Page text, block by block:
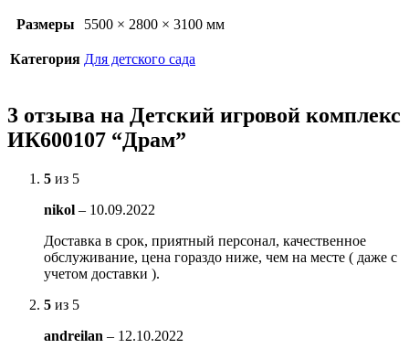
Размеры 5500 × 2800 × 3100 мм
Категория Для детского сада
3 отзыва на Детский игровой комплекс
ИК600107 “Драм”
5 из 5
nikol – 10.09.2022
Доставка в срок, приятный персонал, качественное
обслуживание, цена гораздо ниже, чем на месте ( даже с
учетом доставки ).
5 из 5
andreilan – 12.10.2022